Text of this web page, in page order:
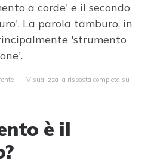
a corde' e il secondo
La parola tamburo, in
'strumento
| Visualizza la risposta completa su
è il